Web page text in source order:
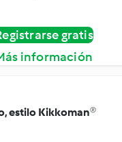
gratis
información
estilo Kikkoman®